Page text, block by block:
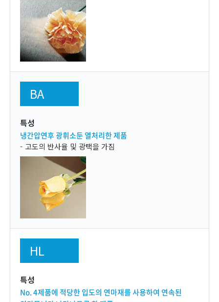
BA
특성
냉간압연후 광휘소둔 열처리한 제품
고도의 반사율 및 광택을 가짐
HL
특성
No. 4제품에 적당한 입도의 연마재를 사용하여 연속된